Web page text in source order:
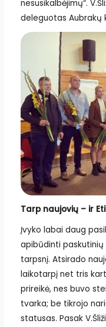
nesusikalbėjimų“.
deleguotas Aubrakų
Tarp naujovių – ir
Įvyko labai daug
apibūdinti paskutinių
tarpsnį. Atsirado
laikotarpį net tris
prireikė, nes buvo
tvarka; be tikrojo
statusas. Pasak